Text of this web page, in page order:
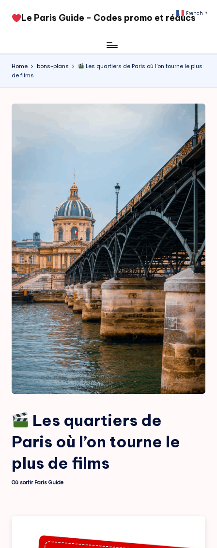
Skip
​Le Paris Guide - Codes promo et réducs
Home bons-plans
Les quartiers de Paris où l’on tourne le plus
de films
Les quartiers de
Paris où l’on tourne le
plus de films
Posted
Où sortir Paris Guide
French ▼